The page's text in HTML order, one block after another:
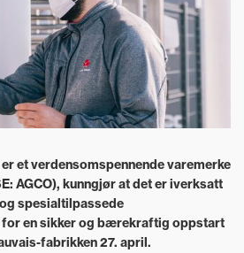
et verdensomspennende varemerke
AGCO), kunngjør at det er iverksatt
spesialtilpassede
en sikker og bærekraftig oppstart
fabrikken 27. april.